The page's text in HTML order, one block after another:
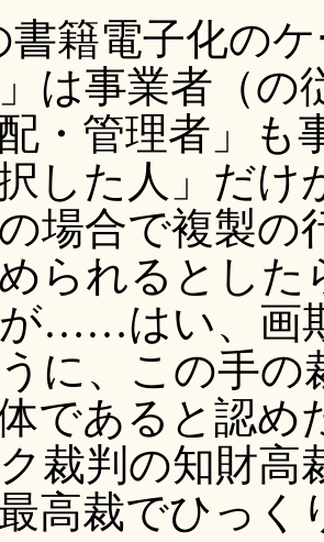
書籍電子化の
は事業者（の
・管理者」も
した人」だけ
場合で複製の
られるとし
……はい、画
に、この手
であると認め
裁判の知財
高裁でひっ